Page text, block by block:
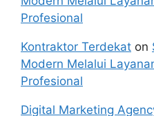
Profesional
Kontraktor Terdekat on
Modern Melalui
Profesional
Digital Marketing